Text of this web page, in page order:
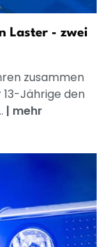
Laster - zwei
zusammen
Jährige den
| mehr